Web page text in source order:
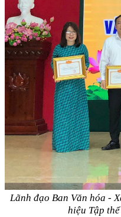
Lãnh đạo Ban Văn hóa -
hiệu Tập